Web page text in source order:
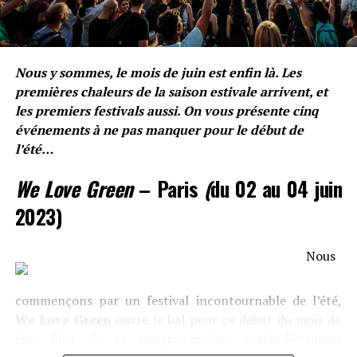
C’est plein de regrets que Caballero & JeanJass
parlent d’une relation passé. D’une voix posée ils vous
transmettront leurs émotions d’une facilité
déconcertante.
« T’es ma moitié, sans toi, y
a un drôle de vide, j’espère
Nous y sommes, le mois de juin est enfin là. Les
premières chaleurs de la saison estivale arrivent, et
les premiers festivals aussi. On vous présente cinq
événements à ne pas manquer pour le début de
l’été…
We Love Green– Paris (du 02 au 04 juin
2023)
Nous
commençons par un festival incontournable de l’été,